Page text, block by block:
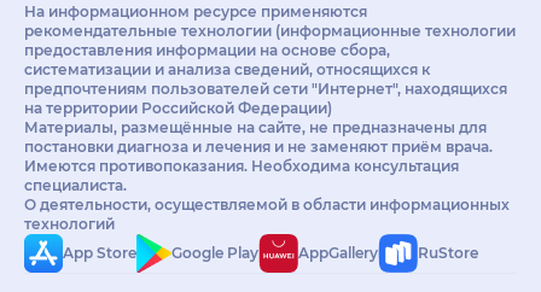
На информационном ресурсе применяются
рекомендательные технологии (информационные технологии
предоставления информации на основе сбора,
систематизации и анализа сведений, относящихся к
предпочтениям пользователей сети "Интернет", находящихся
на территории Российской Федерации)
Материалы, размещённые на сайте, не предназначены для
постановки диагноза и лечения и не заменяют приём врача.
Имеются противопоказания. Необходима консультация
специалиста.
О деятельности, осуществляемой в области информационных
технологий
App Store
Google Play AppGallery RuStore